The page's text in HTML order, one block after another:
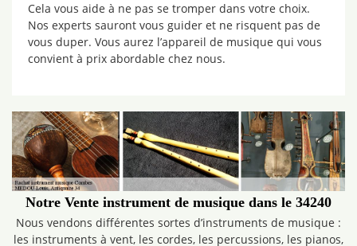
Cela vous aide à ne pas se tromper dans votre choix.
Nos experts sauront vous guider et ne risquent pas de
vous duper. Vous aurez l’appareil de musique qui vous
convient à prix abordable chez nous.
Notre Vente instrument de musique dans le 34240
Nous vendons différentes sortes d’instruments de musique :
les instruments à vent, les cordes, les percussions, les pianos,